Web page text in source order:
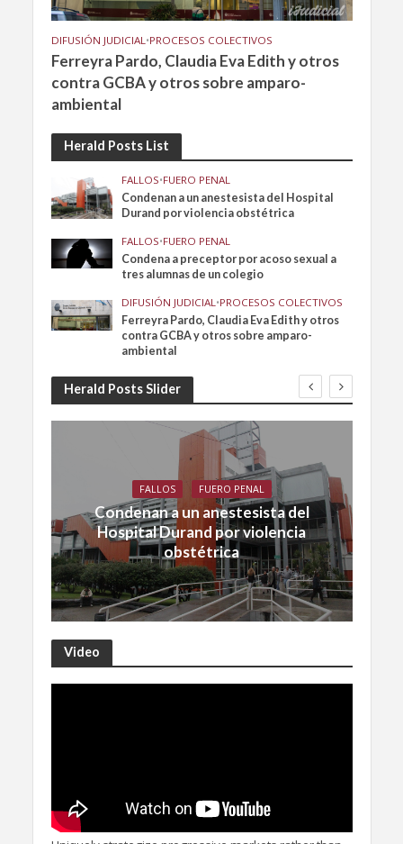
DIFUSIÓN JUDICIAL •PROCESOS COLECTIVOS
Ferreyra Pardo, Claudia Eva Edith y otros
contra GCBA y otros sobre amparo-
ambiental
Herald Posts List
FALLOS•FUERO PENAL
Condenan a un anestesista del Hospital
Durand por violencia obstétrica
FALLOS•FUERO PENAL
Condena a preceptor por acoso sexual a
tres alumnas de un colegio
DIFUSIÓN JUDICIAL •PROCESOS COLECTIVOS
Ferreyra Pardo, Claudia Eva Edith y otros
contra GCBA y otros sobre amparo-
ambiental
Herald Posts Slider
FALLOS FUERO PENAL
Condenan a un anestesista del
Hospital Durand por violencia
obstétrica
Video